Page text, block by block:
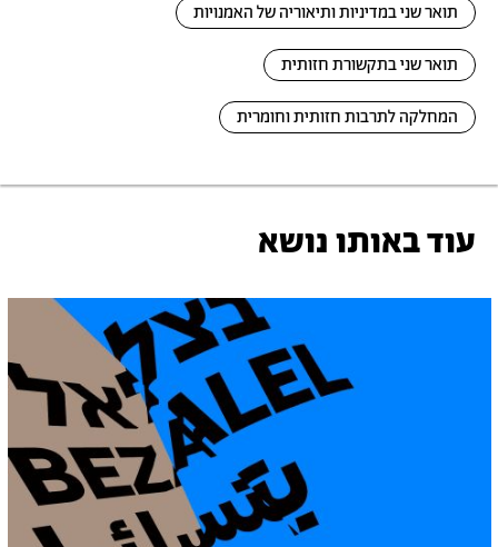
תואר שני במדיניות ותיאוריה של האמנויות
תואר שני בתקשורת חזותית
המחלקה לתרבות חזותית וחומרית
עוד באותו נושא